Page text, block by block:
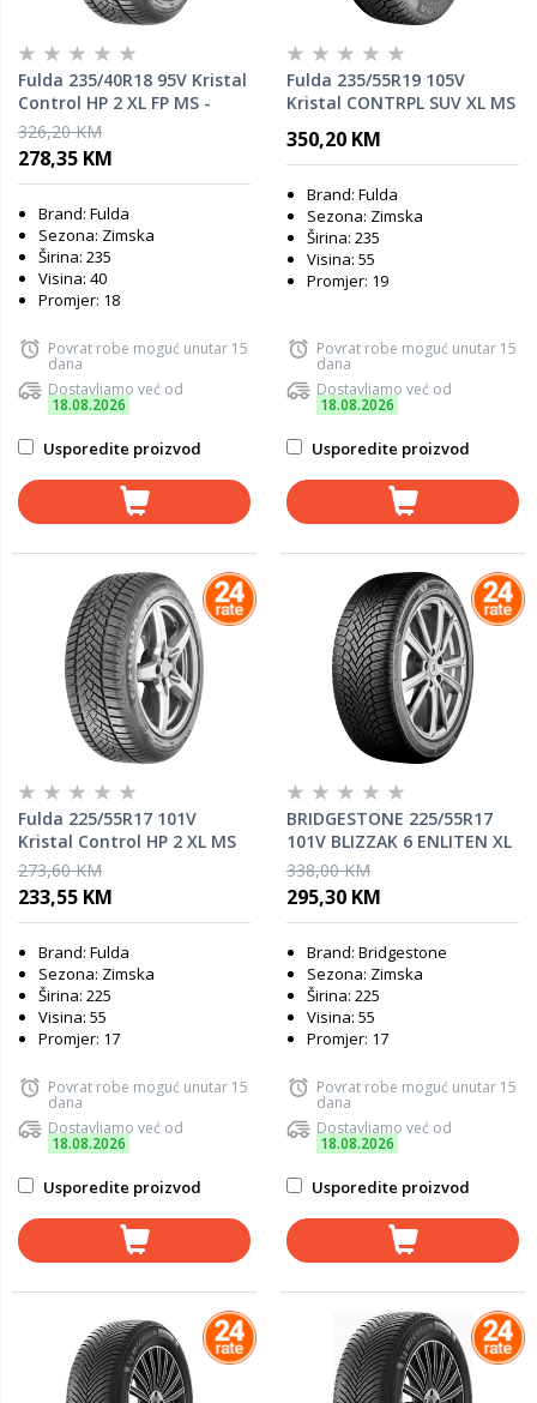
Fulda 235/40R18 95V Kristal
Control HP 2 XL FP MS -
zimska guma
326,20 KM
278,35 KM
Brand: Fulda
Sezona: Zimska
Širina: 235
Visina: 40
Promjer: 18
Povrat robe moguć unutar 15
dana
Dostavljamo već od
18.08.2026
Usporedite proizvod
Fulda 235/55R19 105V
Kristal CONTRPL SUV XL MS
350,20 KM
Brand: Fulda
Sezona: Zimska
Širina: 235
Visina: 55
Promjer: 19
Povrat robe moguć unutar 15
dana
Dostavljamo već od
18.08.2026
Usporedite proizvod
Fulda 225/55R17 101V
Kristal Control HP 2 XL MS
TL - zimska guma
273,60 KM
233,55 KM
Brand: Fulda
Sezona: Zimska
Širina: 225
Visina: 55
Promjer: 17
Povrat robe moguć unutar 15
dana
Dostavljamo već od
18.08.2026
Usporedite proizvod
BRIDGESTONE 225/55R17
101V BLIZZAK 6 ENLITEN XL
MS BRIDGESTONE zimska
guma
338,00 KM
295,30 KM
Brand: Bridgestone
Sezona: Zimska
Širina: 225
Visina: 55
Promjer: 17
Povrat robe moguć unutar 15
dana
Dostavljamo već od
18.08.2026
Usporedite proizvod